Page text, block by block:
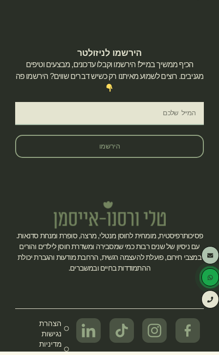
הירשמו לניזולטר
הכיף ממשיך במייל! הירשמו וקבלו עדכונים, מבצעים וטיפים
מגניבים. רוצים לשמוע מאיתנו רק כשיש דברים שווים? הירשמו פה
הירשמו
פסיכותרפיסטית, מומחית לחוסן מנטלי, מרצה, סופרת ומנחת סדנאות.
עם ניסיון של שנים רבות כמי שמסבירה ומשדרת חוסן לילדים והורים
במצבי חירום, פועלת להעצמה רגשית, הרחבת מודעות והגברת יכולת
ההתמודדות בחיים ובמשברים.
הצהרת
נגישות
מדיניות